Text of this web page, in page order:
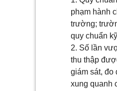
phạm hành
trường;
quy chuẩn
2. Số lần
thu thập
giám sát, đo
xung quanh